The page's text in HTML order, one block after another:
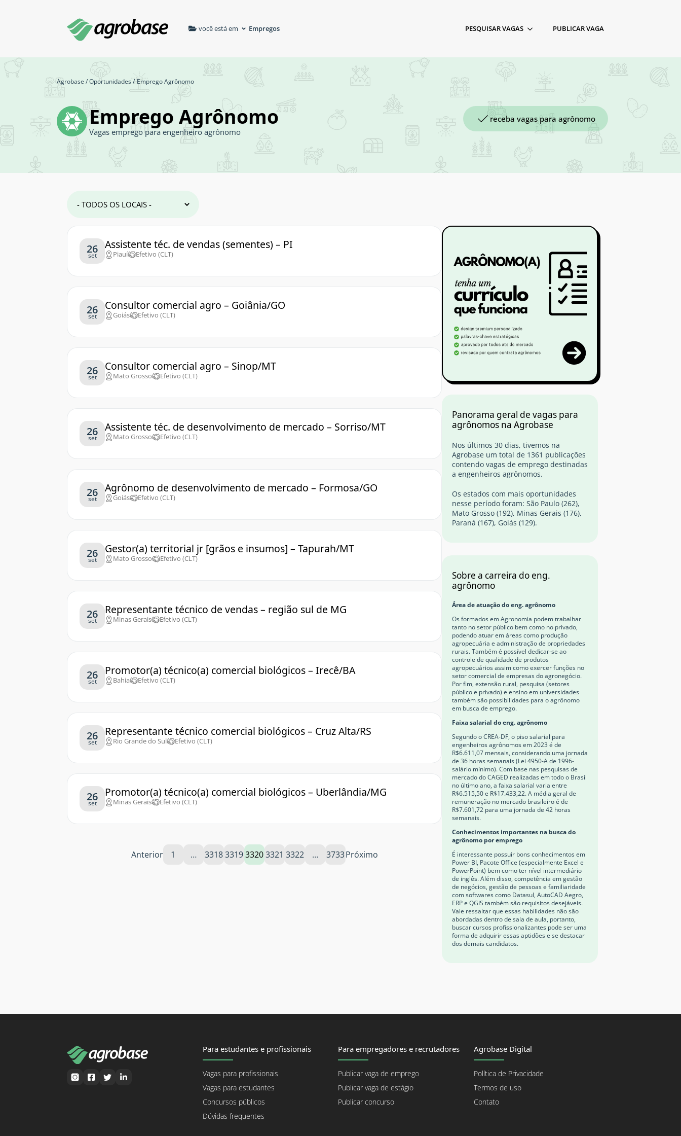
você está em Empregos PESQUISAR VAGAS PUBLICAR VAGA
Agrobase /Oportunidades/ Emprego Agrônomo
Emprego Agrônomo
Vagas emprego para engenheiro agrônomo
receba vagas para agrônomo
26
set
Assistente téc. de vendas (sementes) – PI
Piauí Efetivo (CLT)
26
set
Consultor comercial agro – Goiânia/GO
Goiás Efetivo (CLT)
26
set
Consultor comercial agro – Sinop/MT
Mato Grosso Efetivo (CLT)
26
set
Assistente téc. de desenvolvimento de mercado – Sorriso/MT
Mato Grosso Efetivo (CLT)
26
set
Agrônomo de desenvolvimento de mercado – Formosa/GO
Goiás Efetivo (CLT)
26
set
Gestor(a) territorial jr [grãos e insumos] – Tapurah/MT
Mato Grosso Efetivo (CLT)
26
set
Representante técnico de vendas – região sul de MG
Minas Gerais Efetivo (CLT)
26
set
Promotor(a) técnico(a) comercial biológicos – Irecê/BA
Bahia Efetivo (CLT)
26
set
Representante técnico comercial biológicos – Cruz Alta/RS
Rio Grande do Sul Efetivo (CLT)
26
set
Promotor(a) técnico(a) comercial biológicos – Uberlândia/MG
Minas Gerais Efetivo (CLT)
Anterior 1 … 3318 3319 3320 3321 3322 … 3733Próximo
Panorama geral de vagas para
agrônomos na Agrobase
Nos últimos 30 dias, tivemos na
Agrobase um total de 1361 publicações
contendo vagas de emprego destinadas
a engenheiros agrônomos.
Os estados com mais oportunidades
nesse período foram: São Paulo (262),
Mato Grosso (192), Minas Gerais (176),
Paraná (167), Goiás (129).
Sobre a carreira do eng.
agrônomo
Área de atuação do eng. agrônomo
Os formados em Agronomia podem trabalhar
tanto no setor público bem como no privado,
podendo atuar em áreas como produção
agropecuária e administração de propriedades
rurais. Também é possível dedicar-se ao
controle de qualidade de produtos
agropecuários assim como exercer funções no
setor comercial de empresas do agronegócio.
Por fim, extensão rural, pesquisa (setores
público e privado) e ensino em universidades
também são possibilidades para o agrônomo
em busca de emprego.
Faixa salarial do eng. agrônomo
Segundo o CREA-DF, o piso salarial para
engenheiros agrônomos em 2023 é de
R$6.611,07 mensais, considerando uma jornada
de 36 horas semanais (Lei 4950-A de 1996-
salário mínimo). Com base nas pesquisas de
mercado do CAGED realizadas em todo o Brasil
no último ano, a faixa salarial varia entre
R$6.515,50 e R$17.433,22. A média geral de
remuneração no mercado brasileiro é de
R$7.601,72 para uma jornada de 42 horas
semanais.
Conhecimentos importantes na busca do
agrônomo por emprego
É interessante possuir bons conhecimentos em
Power BI, Pacote Office (especialmente Excel e
PowerPoint) bem como ter nível intermediário
de inglês. Além disso, competência em gestão
de negócios, gestão de pessoas e familiaridade
com softwares como Datasul, AutoCAD Aegro,
ERP e QGIS também são requisitos desejáveis.
Vale ressaltar que essas habilidades não são
abordadas dentro de sala de aula, portanto,
buscar cursos profissionalizantes pode ser uma
forma de adquirir essas aptidões e se destacar
dos demais candidatos.
Para estudantes e profissionais
Vagas para profissionais
Vagas para estudantes
Concursos públicos
Dúvidas frequentes
Para empregadores e recrutadores
Publicar vaga de emprego
Publicar vaga de estágio
Publicar concurso
Agrobase Digital
Política de Privacidade
Termos de uso
Contato